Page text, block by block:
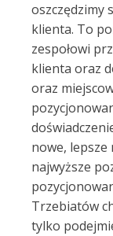
oszczędzimy
klienta. To
zespołowi
klienta oraz
oraz
nowe, lepsze
najwyższe
Trzebiatów
tylko